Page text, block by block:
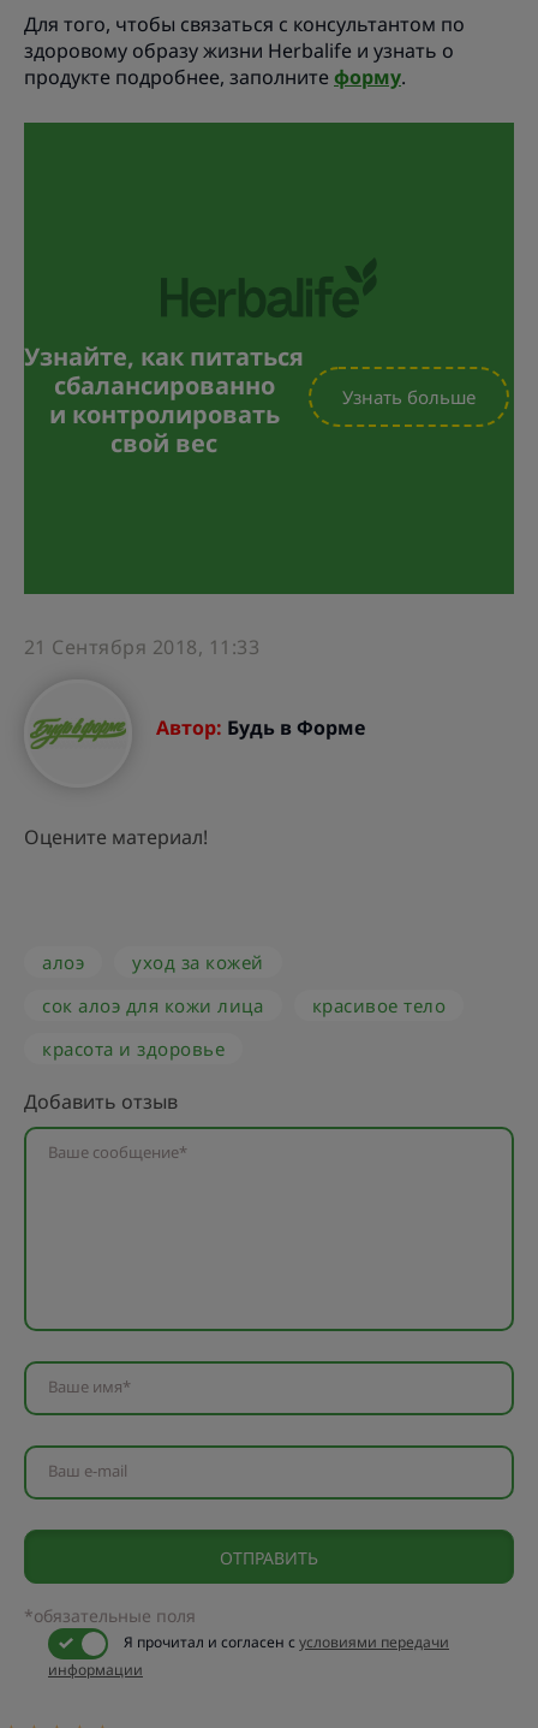
Для того, чтобы связаться с консультантом по
здоровому образу жизни Herbalife и узнать о
продукте подробнее, заполнитеформу.
Узнайте, как питаться
сбалансированно
и контролировать
свой вес
Узнать больше
21 Сентября 2018, 11:33
Автор: Будь в Форме
Оцените материал!
алоэ
уход за кожей
сок алоэ для кожи лица
красивое тело
красота и здоровье
Добавить отзыв
Ваше сообщение*
Ваше имя*
Ваш e-mail
*обязательные поля
Я прочитал и согласен сусловиями передачи
информации